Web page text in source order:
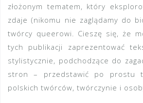
złożonym tematem, który
zdaje (nikomu nie zaglądamy do
twórcy queerowi. Cieszę się, że
tych publikacji zaprezentować
stylistycznie, podchodzące do
stron – przedstawić po prostu
polskich twórców, twórczynie i